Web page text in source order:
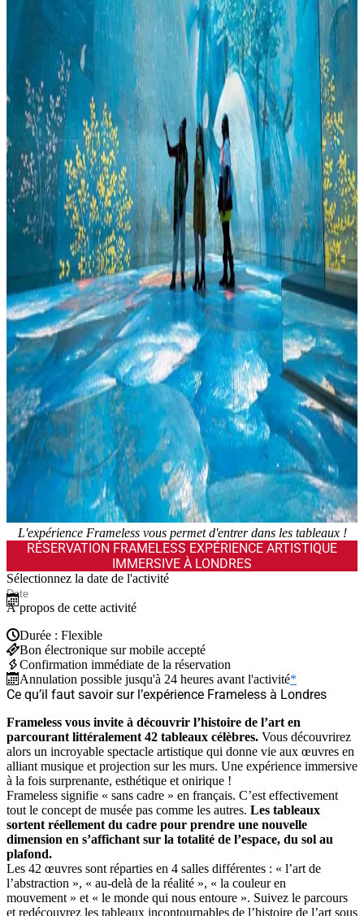
L'expérience Frameless vous permet d'entrer dans les tableaux !
RÉSERVATION FRAMELESS EXPÉRIENCE ARTISTIQUE
IMMERSIVE À LONDRES
Sélectionnez la date de l'activité
À propos de cette activité
Durée : Flexible
Bon électronique sur mobile accepté
Confirmation immédiate de la réservation
Annulation possible jusqu'à 24 heures avant l'activité*
Ce qu’il faut savoir sur l’expérience Frameless à Londres
Frameless vous invite à découvrir l’histoire de l’art en
parcourant littéralement 42 tableaux célèbres. Vous découvrirez
alors un incroyable spectacle artistique qui donne vie aux œuvres en
alliant musique et projection sur les murs. Une expérience immersive
à la fois surprenante, esthétique et onirique !
Frameless signifie « sans cadre » en français. C’est effectivement
tout le concept de musée pas comme les autres. Les tableaux
sortent réellement du cadre pour prendre une nouvelle
dimension en s’affichant sur la totalité de l’espace, du sol au
plafond.
Les 42 œuvres sont réparties en 4 salles différentes : « l’art de
l’abstraction », « au-delà de la réalité », « la couleur en
mouvement » et « le monde qui nous entoure ». Suivez le parcours
et redécouvrez les tableaux incontournables de l’histoire de l’art sous